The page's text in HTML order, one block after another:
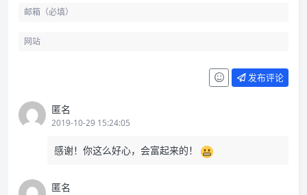
发布评论
匿名
2019-10-29 15:24:05
感谢！你这么好心，会富起来的！
匿名